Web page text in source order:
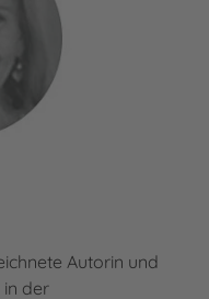
Autorin und
der